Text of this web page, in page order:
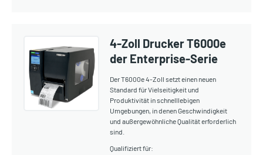
4-Zoll Drucker T6000e
der Enterprise-Serie
Der T6000e 4-Zoll setzt einen neuen
Standard für Vielseitigkeit und
Produktivität in schnelllebigen
Umgebungen, in denen Geschwindigkeit
und außergewöhnliche Qualität erforderlich
sind.
Qualifiziert für: